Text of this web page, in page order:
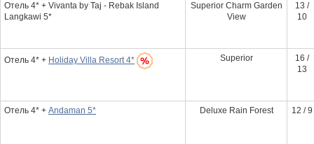
Отель 4* + Vivanta by Taj - Rebak Island
Langkawi 5*
Superior Charm Garden
View
13 /
10
Отель 4* + Holiday Villa Resort 4* Superior
16 /
13
Отель 4* + Andaman 5* Deluxe Rain Forest 12 / 9